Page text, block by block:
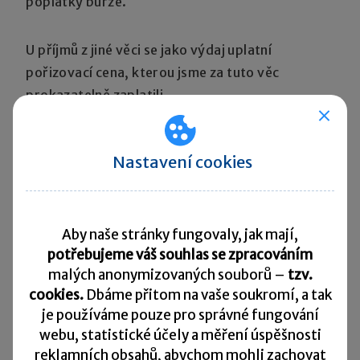
U příjmů z jiné věci se jako výdaj uplatní
pořizovací cena, kterou jsme za tuto věc
prokazatelně zaplatili.
Pokud bychom z nějakého důvodu měli příjem
z prodeje obdržet ve více splátkách v různých
zdaňovacích obdobích, výdaj k příjmu
uplatníme poměrově.
U hazardních herkromě loterií a tombol je
výdajem vklad do hazardní hry.
U příjmů z převodu podílu, podílu na likvidačním
Nastavení cookies
Aby naše stránky fungovaly, jak mají,
potřebujeme váš souhlas se zpracováním
malých anonymizovaných souborů – tzv.
cookies. Dbáme přitom na vaše soukromí, a tak
je používáme pouze pro správné fungování
webu, statistické účely a měření úspěšnosti
reklamních obsahů, abychom mohli zachovat